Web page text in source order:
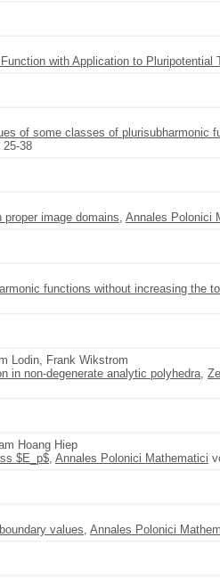
with Application to Pluripotential
of some classes of plurisubharmonic
38
proper image domains, Annales Polonici
functions without increasing the
Lodin, Frank Wikstrom
in non-degenerate analytic polyhedra,
Hoang Hiep
$E_p$, Annales Polonici Mathematici
values, Annales Polonici